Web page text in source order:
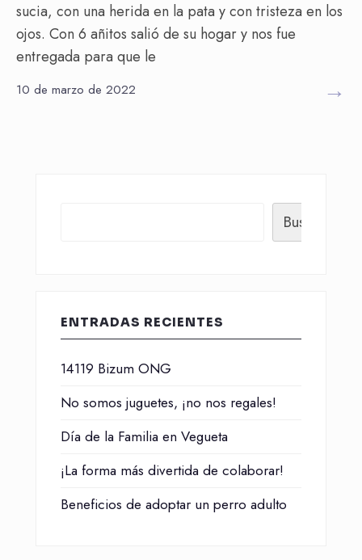
sucia, con una herida en la pata y con tristeza en los
ojos. Con 6 añitos salió de su hogar y nos fue
entregada para que le
10 de marzo de 2022 →
Buscar
ENTRADAS RECIENTES
14119 Bizum ONG
No somos juguetes, ¡no nos regales!
Día de la Familia en Vegueta
¡La forma más divertida de colaborar!
Beneficios de adoptar un perro adulto